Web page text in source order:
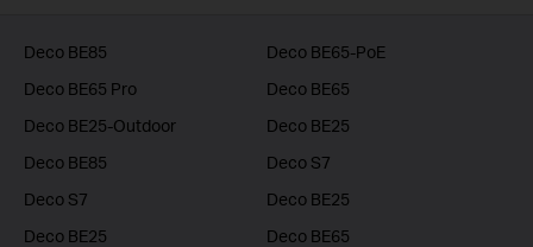
Deco BE85
Deco BE65-PoE
Deco BE65 Pro
Deco BE65
Deco BE25-Outdoor
Deco BE25
Deco BE85
Deco S7
Deco S7
Deco BE25
Deco BE25
Deco BE65